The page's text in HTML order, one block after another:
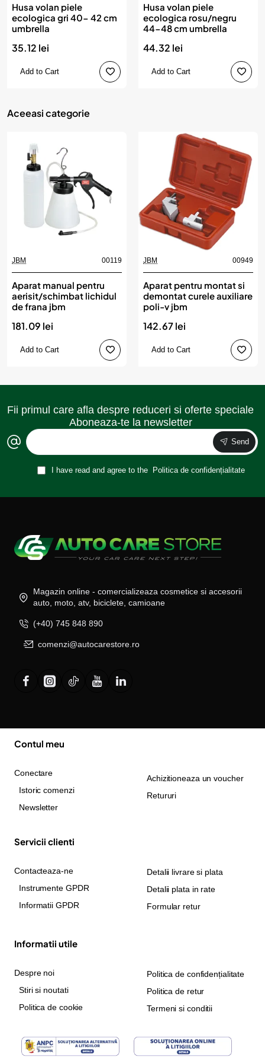
Husa volan piele
ecologica gri 40- 42 cm
umbrella
35.12 lei
Add to Cart
Husa volan piele
ecologica rosu/negru
44-48 cm umbrella
44.32 lei
Add to Cart
Aceeasi categorie
JBM 00119
Aparat manual pentru
aerisit/schimbat lichidul
de frana jbm
181.09 lei
Add to Cart
JBM 00949
Aparat pentru montat si
demontat curele auxiliare
poli-v jbm
142.67 lei
Add to Cart
Fii primul care afla despre reduceri si oferte speciale
Aboneaza-te la newsletter
Send
I have read and agree to the Politica de confidențialitate
Magazin online - comercializeaza cosmetice si accesorii
auto, moto, atv, biciclete, camioane
(+40) 745 848 890
comenzi@autocarestore.ro
Contul meu
Conectare
Istoric comenzi
Newsletter
Achizitioneaza un voucher
Retururi
Servicii clienti
Contacteaza-ne
Instrumente GPDR
Informatii GPDR
Detalii livrare si plata
Detalii plata in rate
Formular retur
Informatii utile
Despre noi
Stiri si noutati
Politica de cookie
Politica de confidențialitate
Politica de retur
Termeni si conditii